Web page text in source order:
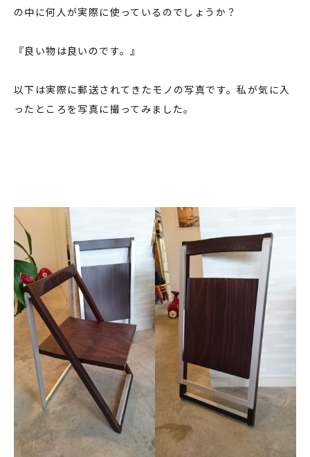
の中に何人が実際に使っているのでしょうか？
『良い物は良いのです。』
以下は実際に郵送されてきたモノの写真です。私が気に入
ったところを写真に撮ってみました。